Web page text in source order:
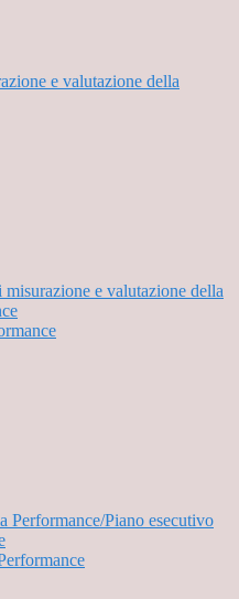
e valutazione della
misurazione e valutazione della
Performance/Piano esecutivo